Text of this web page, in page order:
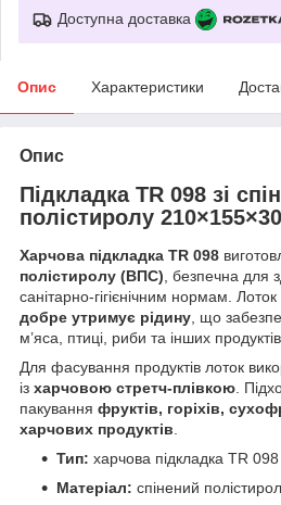
Доступна доставка
Опис Характеристики
Опис
Підкладка TR 098 зі
полістиролу
Харчова підкладка TR 098
полістиролу (ВПС), безпечна для
санітарно-гігієнічним нормам. Лоток
добре утримує рідину, що
м’яса, птиці, риби та інших
Для фасування продуктів лоток
із харчовою стретч-плівкою.
пакування фруктів, горіхів,
харчових продуктів.
Тип: харчова підкладка TR 098
Матеріал: спінений